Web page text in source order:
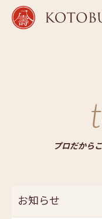
プロだから
お知らせ